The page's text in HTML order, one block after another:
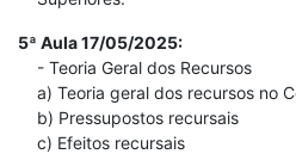
5ª Aula 17/05/2025:
- Teoria Geral dos Recursos
a) Teoria geral dos recursos no
b) Pressupostos recursais
c) Efeitos recursais